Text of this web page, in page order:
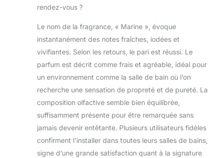
rendez-vous ?
Le nom de la fragrance, « Marine », évoque
instantanément des notes fraîches, iodées et
vivifiantes. Selon les retours, le pari est réussi. Le
parfum est décrit comme frais et agréable, idéal pour
un environnement comme la salle de bain où l’on
recherche une sensation de propreté et de pureté. La
composition olfactive semble bien équilibrée,
suffisamment présente pour être remarquée sans
jamais devenir entêtante. Plusieurs utilisateurs fidèles
confirment l’installer dans toutes leurs salles de bains,
signe d’une grande satisfaction quant à la signature